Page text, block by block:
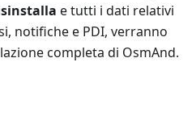
e tutti i dati relativi
notifiche e PDI, verranno
completa di OsmAnd.